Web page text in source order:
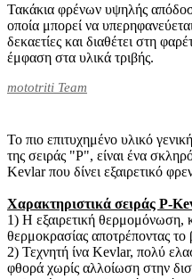
Τακάκια φρένων υψηλής
οποία μπορεί να
δεκαετίες και διαθέτει στη
έμφαση στα υλικά τριβής.
mototriti Team
Το πιο επιτυχημένο υλικό
της σειράς "P", είναι ένα
Kevlar που δίνει εξαιρετικό
Χαρακτηριστικά σειράς P-
1) H εξαιρετική θερμομόνωση,
θερμοκρασίας αποτρέποντας
2) Τεχνητή ίνα Kevlar, πολύ
φθορά χωρίς αλλοίωση στην